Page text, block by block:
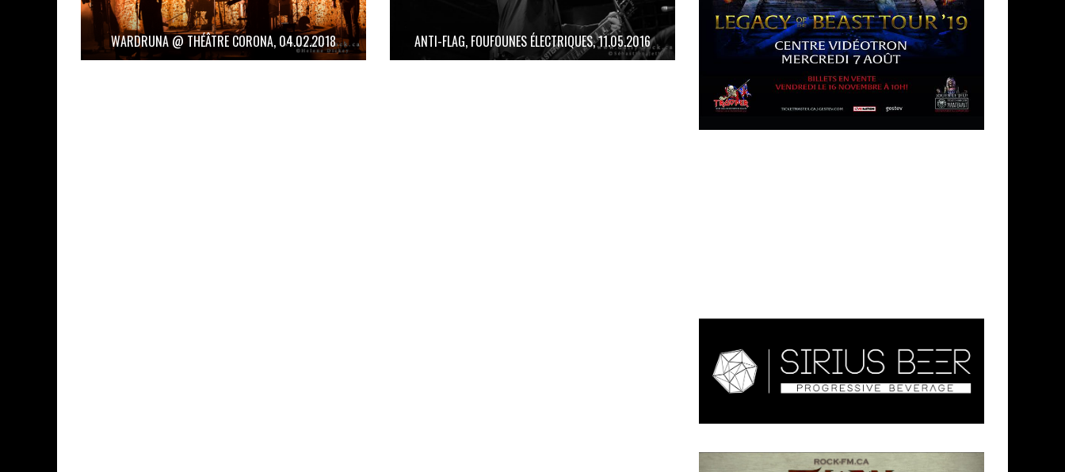
WARDRUNA @ THÉÂTRE CORONA, 04.02.2018 ANTI-FLAG, FOUFOUNES ÉLECTRIQUES, 11.05.2016